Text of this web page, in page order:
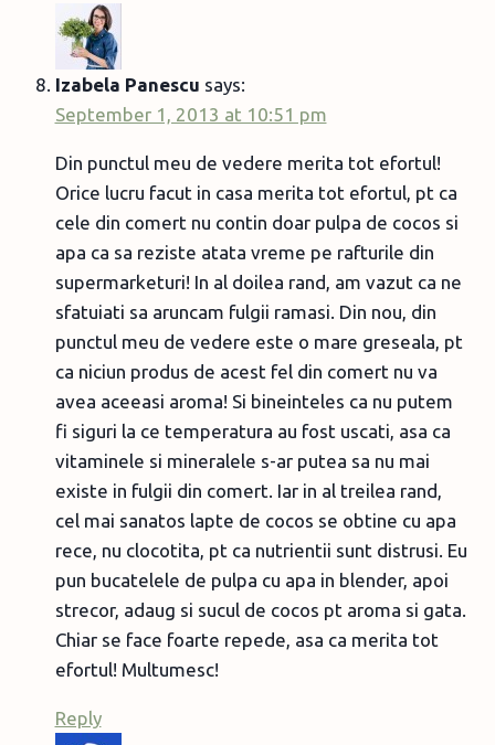
Izabela Panescu says:
September 1, 2013 at 10:51 pm
Din punctul meu de vedere merita tot efortul!
Orice lucru facut in casa merita tot efortul, pt ca
cele din comert nu contin doar pulpa de cocos si
apa ca sa reziste atata vreme pe rafturile din
supermarketuri! In al doilea rand, am vazut ca ne
sfatuiati sa aruncam fulgii ramasi. Din nou, din
punctul meu de vedere este o mare greseala, pt
ca niciun produs de acest fel din comert nu va
avea aceeasi aroma! Si bineinteles ca nu putem
fi siguri la ce temperatura au fost uscati, asa ca
vitaminele si mineralele s-ar putea sa nu mai
existe in fulgii din comert. Iar in al treilea rand,
cel mai sanatos lapte de cocos se obtine cu apa
rece, nu clocotita, pt ca nutrientii sunt distrusi. Eu
pun bucatelele de pulpa cu apa in blender, apoi
strecor, adaug si sucul de cocos pt aroma si gata.
Chiar se face foarte repede, asa ca merita tot
efortul! Multumesc!
Reply